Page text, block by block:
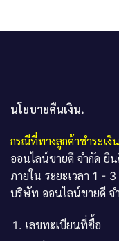
นโยบายคืนเงิน.
กรณีที่ทางลูกค้าชำระเงิ
ออนไลน์ขายดี จำกัด ยิ
ภายใน ระยะเวลา 1 -
บริษัท ออนไลน์ขายดี จ
เลขทะเบียนที่ซื้อ